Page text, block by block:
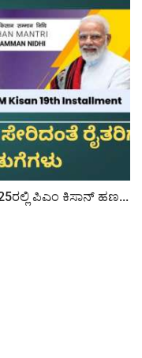
ಪಿಎಂ ಕಿಸಾನ್ ಹಣ...